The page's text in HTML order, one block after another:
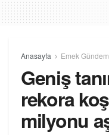
Anasayfa Emek
Geniş
rekora
milyonu